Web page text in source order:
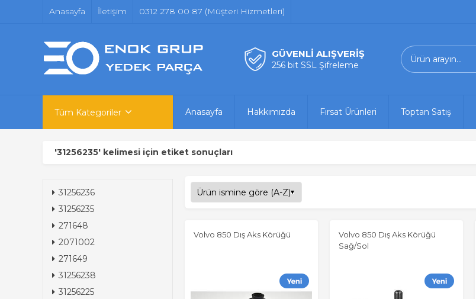
Anasayfa İletişim 0312 278 00 87 (Müşteri Hizmetleri)
GÜVENLİ ALIŞVERİŞ
256 bit SSL Şifreleme
Tüm Kategoriler Anasayfa Hakkımızda Fırsat Ürünleri Toptan Satış
'31256235' kelimesi için etiket sonuçları
31256236
31256235
271648
2071002
271649
31256238
31256225
Volvo 850 Dış Aks Körüğü
Volvo 850 Dış Aks Körüğü
Sağ/Sol